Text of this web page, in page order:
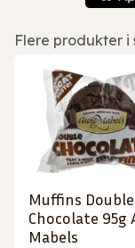
Flere produkter i
Muffins Double
Chocolate 95g
Mabels